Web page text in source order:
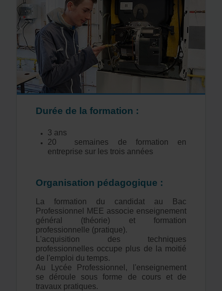
Durée de la formation :
3 ans
20 semaines de formation en
entreprise sur les trois années
Organisation pédagogique :
La formation du candidat au Bac
Professionnel MEE associe enseignement
général (théorie) et formation
professionnelle (pratique).
L'acquisition des techniques
professionnelles occupe plus de la moitié
de l'emploi du temps.
Au Lycée Professionnel, l'enseignement
se déroule sous forme de cours et de
travaux pratiques.